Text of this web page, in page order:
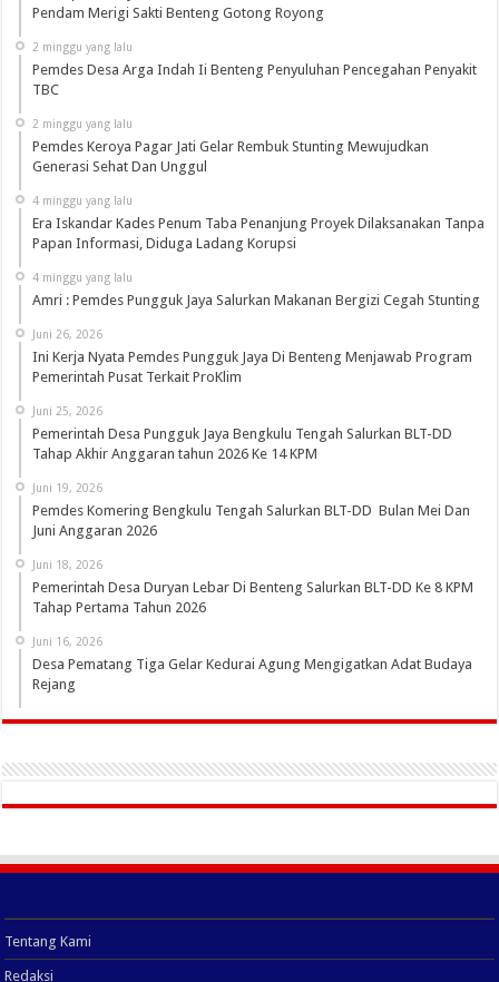
Pendam Merigi Sakti Benteng Gotong Royong
2 minggu yang lalu
Pemdes Desa Arga Indah Ii Benteng Penyuluhan Pencegahan Penyakit
TBC
2 minggu yang lalu
Pemdes Keroya Pagar Jati Gelar Rembuk Stunting Mewujudkan
Generasi Sehat Dan Unggul
4 minggu yang lalu
Era Iskandar Kades Penum Taba Penanjung Proyek Dilaksanakan Tanpa
Papan Informasi, Diduga Ladang Korupsi
4 minggu yang lalu
Amri : Pemdes Pungguk Jaya Salurkan Makanan Bergizi Cegah Stunting
Juni 26, 2026
Ini Kerja Nyata Pemdes Pungguk Jaya Di Benteng Menjawab Program
Pemerintah Pusat Terkait ProKlim
Juni 25, 2026
Pemerintah Desa Pungguk Jaya Bengkulu Tengah Salurkan BLT-DD
Tahap Akhir Anggaran tahun 2026 Ke 14 KPM
Juni 19, 2026
Pemdes Komering Bengkulu Tengah Salurkan BLT-DD Bulan Mei Dan
Juni Anggaran 2026
Juni 18, 2026
Pemerintah Desa Duryan Lebar Di Benteng Salurkan BLT-DD Ke 8 KPM
Tahap Pertama Tahun 2026
Juni 16, 2026
Desa Pematang Tiga Gelar Kedurai Agung Mengigatkan Adat Budaya
Rejang
Tentang Kami
Redaksi